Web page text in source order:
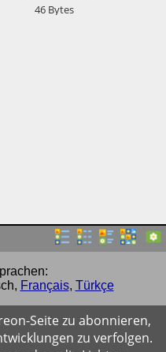
46 Bytes
, Français, Türkçe
Seite zu abonnieren,
zu verfolgen.